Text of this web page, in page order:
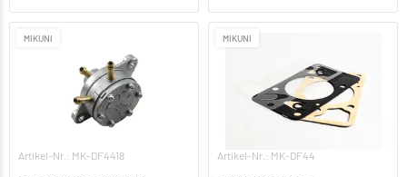
MIKUNI
Artikel-Nr.: MK-DF4418
MIKUNI
Artikel-Nr.: MK-DF44